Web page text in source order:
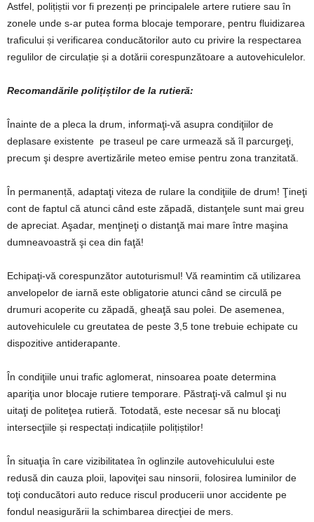
Astfel, polițiștii vor fi prezenți pe principalele artere rutiere sau în
zonele unde s-ar putea forma blocaje temporare, pentru fluidizarea
traficului și verificarea conducătorilor auto cu privire la respectarea
regulilor de circulație și a dotării corespunzătoare a autovehiculelor.
Recomandările polițiștilor de la rutieră:
Înainte de a pleca la drum, informaţi-vă asupra condiţiilor de
deplasare existente pe traseul pe care urmează să îl parcurgeţi,
precum şi despre avertizările meteo emise pentru zona tranzitată.
În permanență, adaptaţi viteza de rulare la condiţiile de drum! Ţineţi
cont de faptul că atunci când este zăpadă, distanţele sunt mai greu
de apreciat. Aşadar, menţineţi o distanţă mai mare între maşina
dumneavoastră şi cea din faţă!
Echipaţi-vă corespunzător autoturismul! Vă reamintim că utilizarea
anvelopelor de iarnă este obligatorie atunci când se circulă pe
drumuri acoperite cu zăpadă, gheaţă sau polei. De asemenea,
autovehiculele cu greutatea de peste 3,5 tone trebuie echipate cu
dispozitive antiderapante.
În condiţiile unui trafic aglomerat, ninsoarea poate determina
apariţia unor blocaje rutiere temporare. Păstraţi-vă calmul şi nu
uitaţi de politeţea rutieră. Totodată, este necesar să nu blocaţi
intersecţiile și respectați indicațiile polițiștilor!
În situaţia în care vizibilitatea în oglinzile autovehiculului este
redusă din cauza ploii, lapoviţei sau ninsorii, folosirea luminilor de
toţi conducători auto reduce riscul producerii unor accidente pe
fondul neasigurării la schimbarea direcţiei de mers.